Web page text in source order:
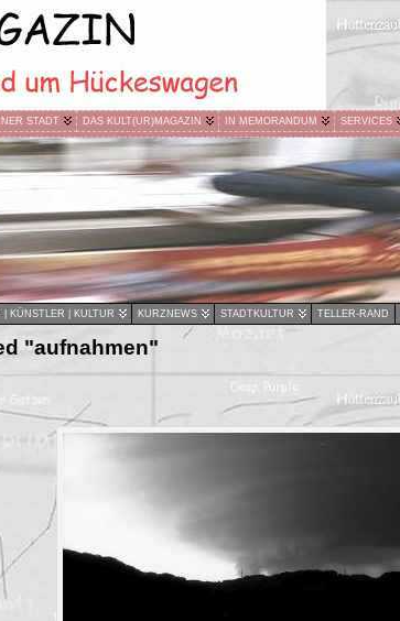
STADT DAS KULT(UR)MAGAZIN IN MEMORANDUM SERVICES
| KÜNSTLER | KULTUR KURZNEWS STADTKULTUR TELLER-RAND
"aufnahmen"